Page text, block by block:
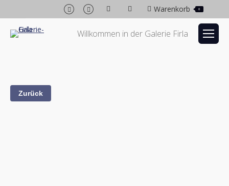
Facebook
page
opens
Instagram
page
opens
in
Warenkorb 0
Willkommen in der Galerie Firla